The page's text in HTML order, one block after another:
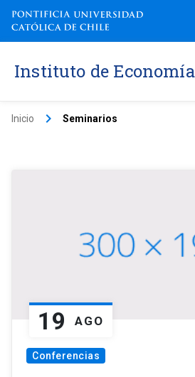
Instituto de Economía
Inicio keyboard_arrow_right Seminarios
19 AGO
Conferencias